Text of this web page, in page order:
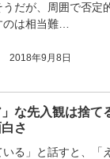
うだが、周囲で否定
のは相当難…
2018年9月8日
」な先入観は捨
さ
いる」と話すと、